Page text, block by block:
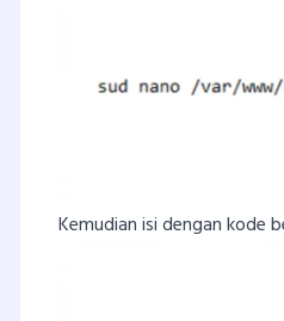
Kemudian isi dengan kode